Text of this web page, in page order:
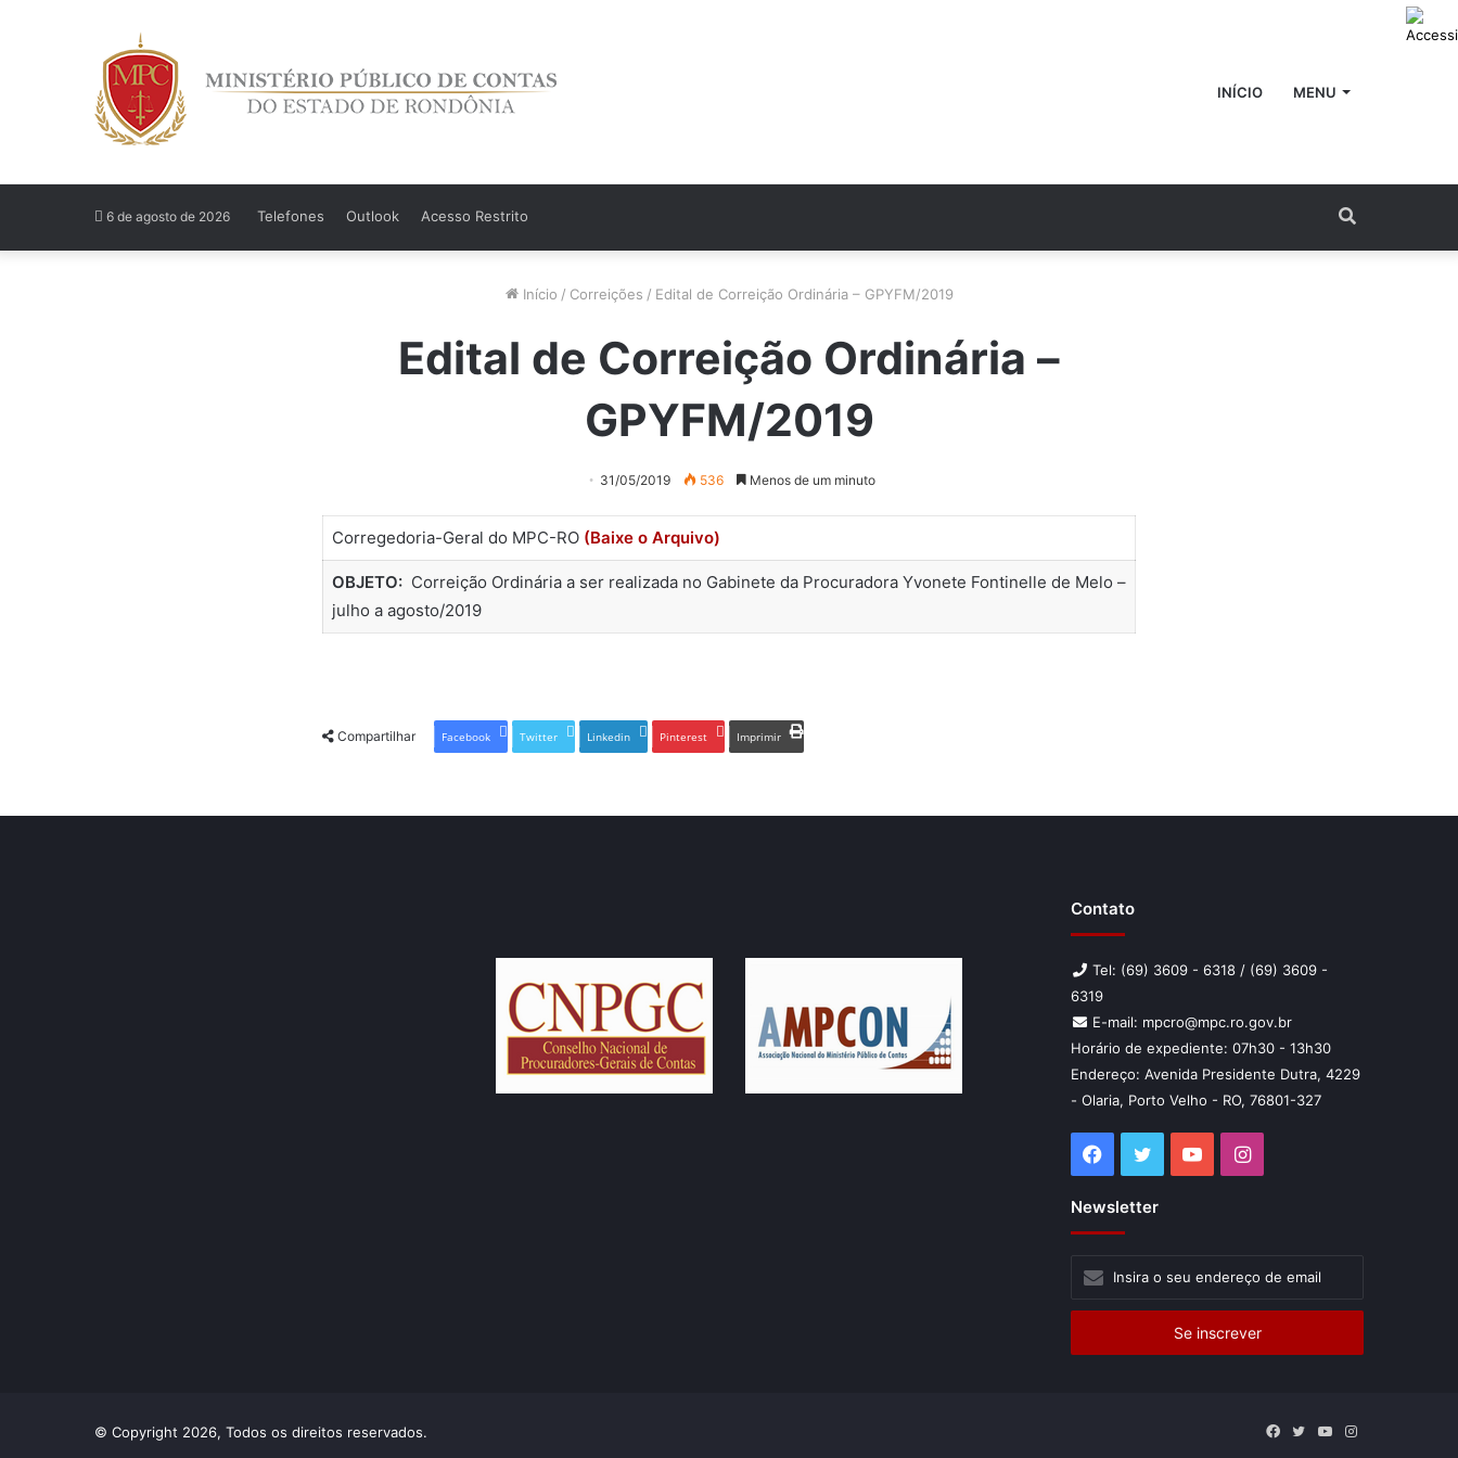
INÍCIO MENU
6 de agosto de 2026 Telefones Outlook Acesso Restrito
Início / Correições / Edital de Correição Ordinária – GPYFM/2019
Edital de Correição Ordinária –
GPYFM/2019
31/05/2019 536 Menos de um minuto
Corregedoria-Geral do MPC-RO (Baixe o Arquivo)
OBJETO:Correição Ordinária a ser realizada no Gabinete da Procuradora Yvonete Fontinelle de Melo –
julho a agosto/2019
Compartilhar Facebook Twitter Linkedin Pinterest Imprimir
Contato
Tel: (69) 3609 - 6318 / (69) 3609 -
6319
E-mail: mpcro@mpc.ro.gov.br
Horário de expediente: 07h30 - 13h30
Endereço: Avenida Presidente Dutra, 4229
- Olaria, Porto Velho - RO, 76801-327
Facebook
TwitterYouTubeInstagram
Newsletter
seu
de
© Copyright 2026, Todos os direitos reservados. Facebook
TwitterYouTubeInstagram